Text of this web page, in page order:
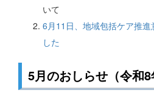
いて
6月11日、地域包括ケア推
した
5月のおしらせ（令和8